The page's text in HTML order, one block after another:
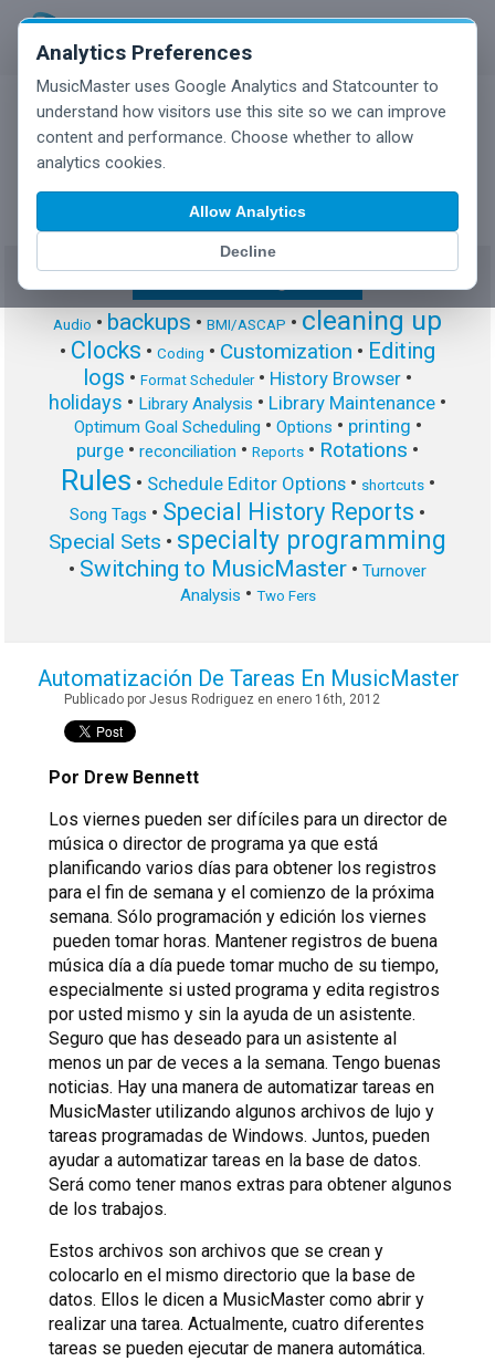
Analytics Preferences
MusicMaster uses Google Analytics and Statcounter to
understand how visitors use this site so we can improve
content and performance. Choose whether to allow
analytics cookies.
Allow Analytics
Decline
MusicMaster Blog
Audio • backups • BMI/ASCAP • cleaning up
• Clocks • Coding • Customization • Editing
logs • Format Scheduler• History Browser •
holidays • Library Analysis • Library Maintenance •
Optimum Goal Scheduling • Options • printing •
purge • reconciliation • Reports • Rotations •
Rules • Schedule Editor Options• shortcuts•
Song Tags • Special History Reports •
Special Sets • specialty programming
• Switching to MusicMaster • Turnover
Analysis • Two Fers
Automatización De Tareas En MusicMaster
Publicado por Jesus Rodriguez en enero 16th, 2012
Por Drew Bennett
Los viernes pueden ser difíciles para un director de
música o director de programa ya que está
planificando varios días para obtener los registros
para el fin de semana y el comienzo de la próxima
semana. Sólo programación y edición los viernes
pueden tomar horas. Mantener registros de buena
música día a día puede tomar mucho de su tiempo,
especialmente si usted programa y edita registros
por usted mismo y sin la ayuda de un asistente.
Seguro que has deseado para un asistente al
menos un par de veces a la semana. Tengo buenas
noticias. Hay una manera de automatizar tareas en
MusicMaster utilizando algunos archivos de lujo y
tareas programadas de Windows. Juntos, pueden
ayudar a automatizar tareas en la base de datos.
Será como tener manos extras para obtener algunos
de los trabajos.
Estos archivos son archivos que se crean y
colocarlo en el mismo directorio que la base de
datos. Ellos le dicen a MusicMaster como abrir y
realizar una tarea. Actualmente, cuatro diferentes
tareas se pueden ejecutar de manera automática.